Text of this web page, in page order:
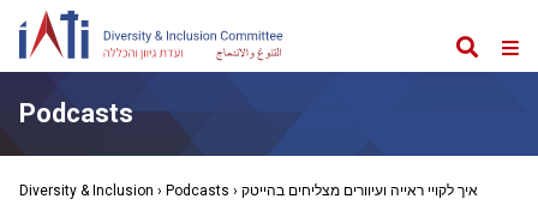
Search
Podcasts
Diversity & Inclusion › Podcasts › איך לקויי ראייה ועיוורים מצליחים בהייטק